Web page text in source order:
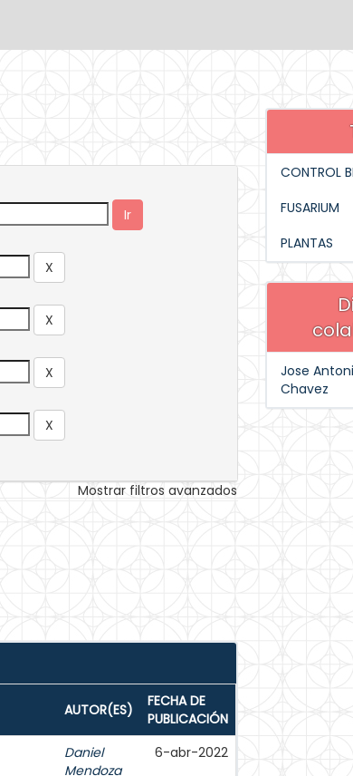
Mostrar filtros avanzados
AUTOR(ES)
FECHA DE
PUBLICACIÓN
Daniel
Mendoza
6-abr-2022
CONTROL
FUSARIUM
PLANTAS
Jose
Chavez